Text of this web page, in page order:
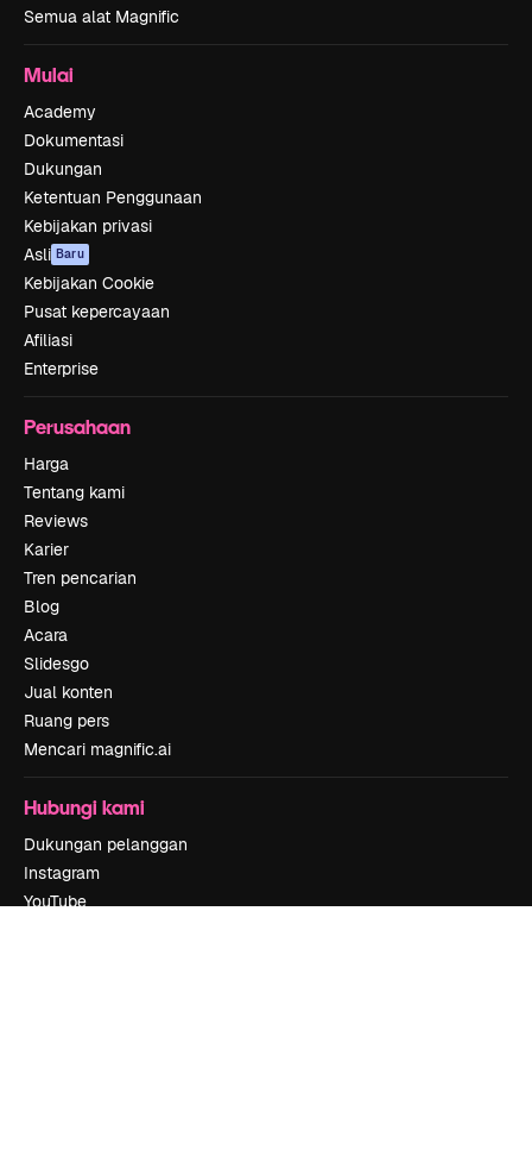
Semua alat Magnific
Mulai
Academy
Dokumentasi
Dukungan
Ketentuan Penggunaan
Kebijakan privasi
Asli Baru
Kebijakan Cookie
Pusat kepercayaan
Afiliasi
Enterprise
Perusahaan
Harga
Tentang kami
Reviews
Karier
Tren pencarian
Blog
Acara
Slidesgo
Jual konten
Ruang pers
Mencari magnific.ai
Hubungi kami
Dukungan pelanggan
Instagram
YouTube